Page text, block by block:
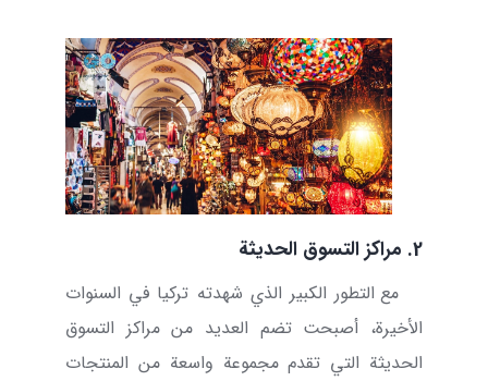
2. مراكز التسوق الحديثة
مع التطور الكبير الذي شهدته تركيا في السنوات
الأخيرة، أصبحت تضم العديد من مراكز التسوق
الحديثة التي تقدم مجموعة واسعة من المنتجات